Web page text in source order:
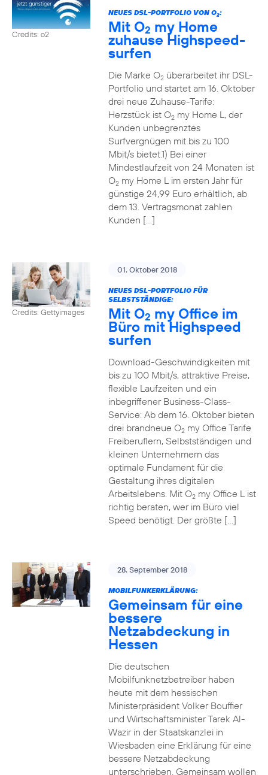
Credits: o2
NEUES DSL-PORTFOLIO VON O2:
Mit O2 my Home
zuhause Highspeed-
surfen
Die Marke O2überarbeitet ihr DSL-
Portfolio und startet am 16. Oktober
drei neue Zuhause-Tarife:
Herzstück ist O2my Home L, der
Kunden unbegrenztes
Surfvergnügen mit bis zu 100
Mbit/s bietet.1) Bei einer
Mindestlaufzeit von 24 Monaten ist
O2my Home L im ersten Jahr für
günstige 24,99 Euro erhältlich, ab
dem 13. Vertragsmonat zahlen
Kunden […]
Credits: Gettyimages
01. Oktober 2018
NEUES DSL-PORTFOLIO FÜR
SELBSTSTÄNDIGE:
Mit O2 my Office im
Büro mit Highspeed
surfen
Download-Geschwindigkeiten mit
bis zu 100 Mbit/s, attraktive Preise,
flexible Laufzeiten und ein
inbegriffener Business-Class-
Service: Ab dem 16. Oktober bieten
drei brandneue O2my Office Tarife
Freiberuflern, Selbstständigen und
kleinen Unternehmern das
optimale Fundament für die
Gestaltung ihres digitalen
Arbeitslebens. Mit O2my Office L ist
richtig beraten, wer im Büro viel
Speed benötigt. Der größte […]
28. September 2018
MOBILFUNKERKLÄRUNG:
Gemeinsam für eine
bessere
Netzabdeckung in
Hessen
Die deutschen
Mobilfunknetzbetreiber haben
heute mit dem hessischen
Ministerpräsident Volker Bouffier
und Wirtschaftsminister Tarek Al-
Wazir in der Staatskanzlei in
Wiesbaden eine Erklärung für eine
bessere Netzabdeckung
unterschrieben. Gemeinsam wollen